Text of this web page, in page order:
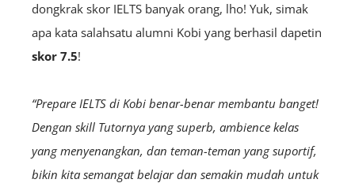
dongkrak skor IELTS banyak orang, lho! Yuk, simak
apa kata salahsatu alumni Kobi yang berhasil dapetin
skor 7.5!
“Prepare IELTS di Kobi benar-benar membantu banget!
Dengan skill Tutornya yang superb, ambience kelas
yang menyenangkan, dan teman-teman yang suportif,
bikin kita semangat belajar dan semakin mudah untuk